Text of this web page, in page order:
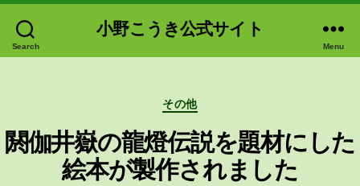
Search
小野こうき公式サイト
Menu
Categories
その他
閼伽井嶽の龍燈伝説を題材にした
絵本が製作されました